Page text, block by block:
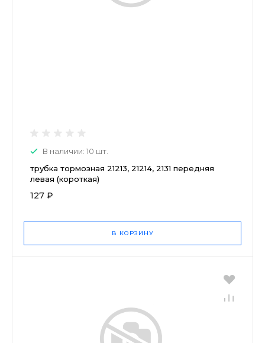
В наличии: 10 шт.
трубка тормозная 21213, 21214, 2131 передняя
левая (короткая)
127 ₽
В КОРЗИНУ